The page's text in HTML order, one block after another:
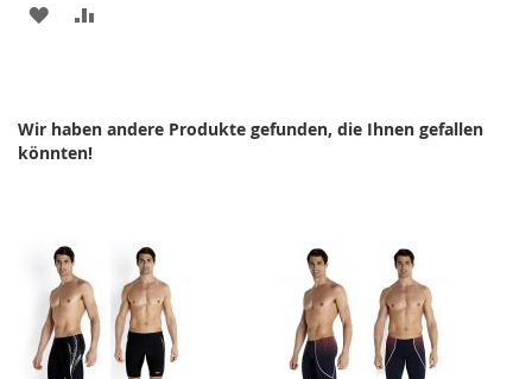
ZUR
Wir haben andere Produkte gefunden, die Ihnen gefallen
könnten!